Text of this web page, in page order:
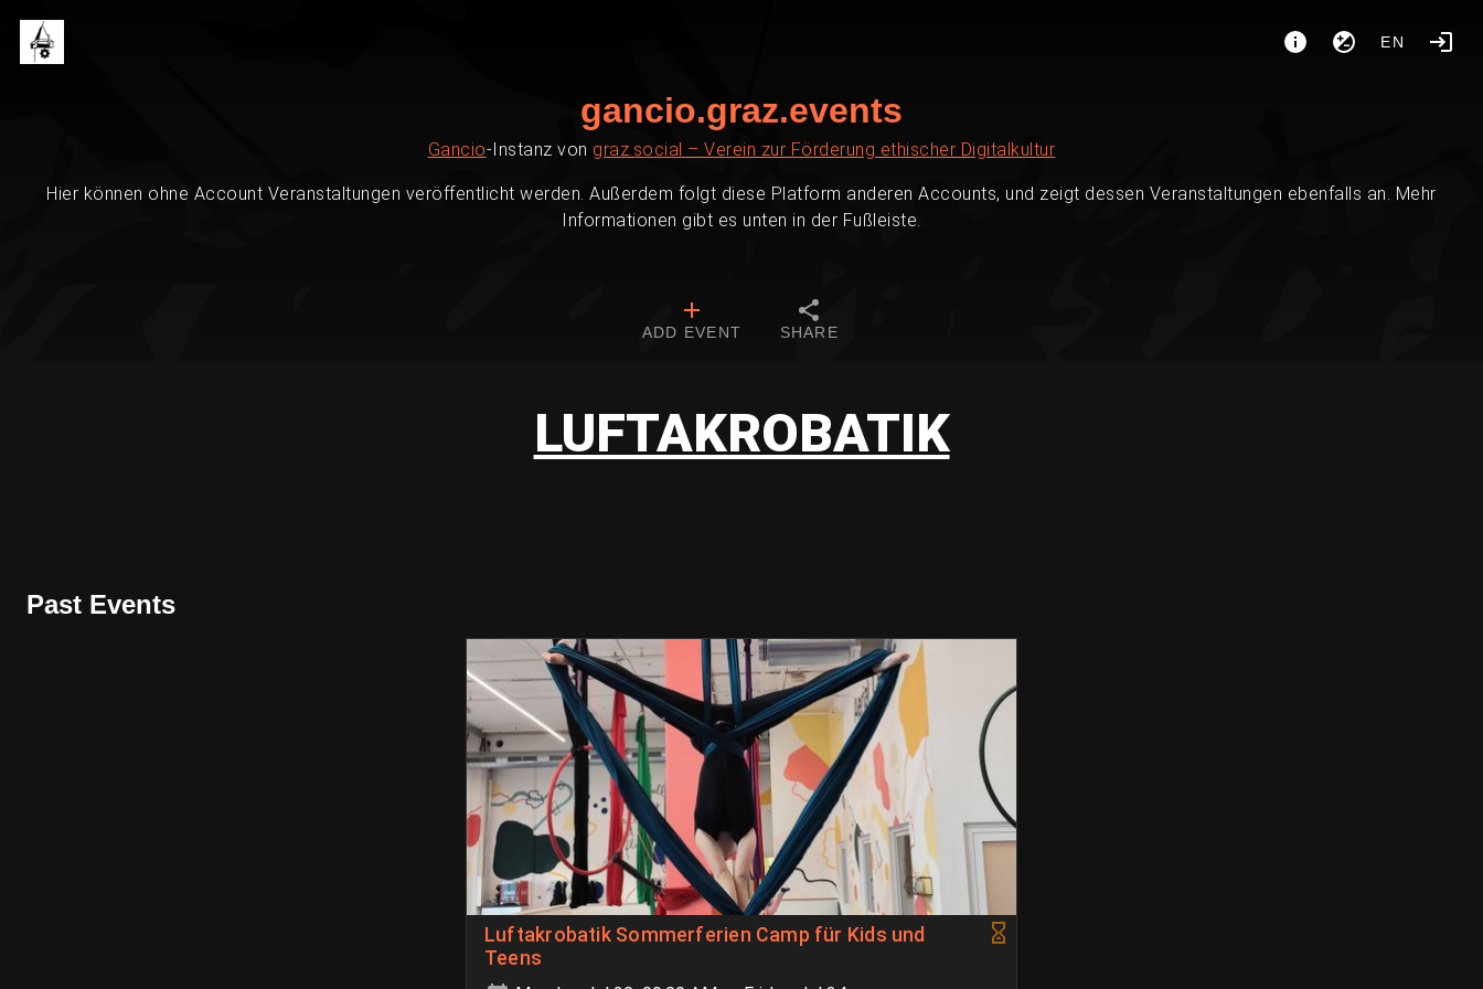
EN
gancio.graz.events
Gancio-Instanz von graz.social – Verein zur Förderung ethischer Digitalkultur
Hier können ohne Account Veranstaltungen veröffentlicht werden. Außerdem folgt diese Platform anderen Accounts, und zeigt dessen Veranstaltungen ebenfalls an. Mehr
Informationen gibt es unten in der Fußleiste.
ADD EVENT SHARE
LUFTAKROBATIK
Past Events
Luftakrobatik Sommerferien Camp für Kids und
Teens